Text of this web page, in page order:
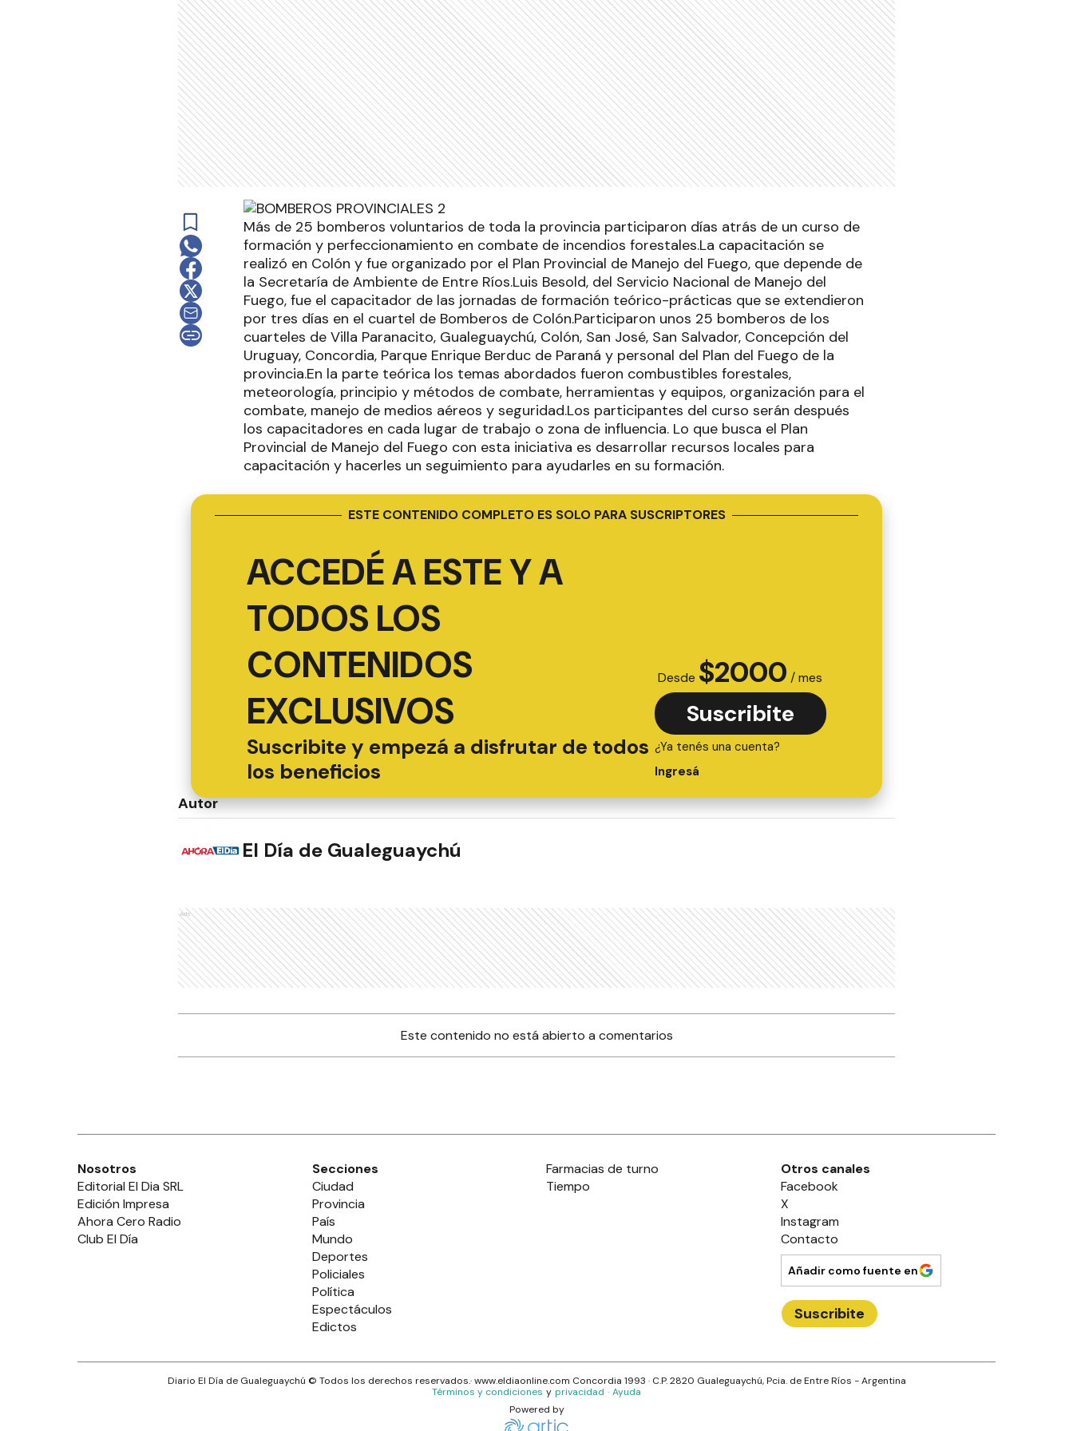
Más de 25 bomberos voluntarios de toda la provincia participaron días atrás de un curso de
formación y perfeccionamiento en combate de incendios forestales.La capacitación se
realizó en Colón y fue organizado por el Plan Provincial de Manejo del Fuego, que depende de
la Secretaría de Ambiente de Entre Ríos.Luis Besold, del Servicio Nacional de Manejo del
Fuego, fue el capacitador de las jornadas de formación teórico-prácticas que se extendieron
por tres días en el cuartel de Bomberos de Colón.Participaron unos 25 bomberos de los
cuarteles de Villa Paranacito, Gualeguaychú, Colón, San José, San Salvador, Concepción del
Uruguay, Concordia, Parque Enrique Berduc de Paraná y personal del Plan del Fuego de la
provincia.En la parte teórica los temas abordados fueron combustibles forestales,
meteorología, principio y métodos de combate, herramientas y equipos, organización para el
combate, manejo de medios aéreos y seguridad.Los participantes del curso serán después
los capacitadores en cada lugar de trabajo o zona de influencia. Lo que busca el Plan
Provincial de Manejo del Fuego con esta iniciativa es desarrollar recursos locales para
capacitación y hacerles un seguimiento para ayudarles en su formación.
ESTE CONTENIDO COMPLETO ES SOLO PARA SUSCRIPTORES
ACCEDÉ A ESTE Y A
TODOS LOS
CONTENIDOS
EXCLUSIVOS
Suscribite y empezá a disfrutar de todos
los beneficios
Desde $2000 / mes
Suscribite
¿Ya tenés una cuenta?
Ingresá
Autor
El Día de Gualeguaychú
Ads
Este contenido no está abierto a comentarios
Nosotros
Editorial El Dia SRL
Edición Impresa
Ahora Cero Radio
Club El Día
Secciones
Ciudad
Provincia
País
Mundo
Deportes
Policiales
Política
Espectáculos
Edictos
Farmacias de turno
Tiempo
Otros canales
Facebook
X
Instagram
Contacto
Añadir como fuente en
Suscribite
Diario El Día de Gualeguaychú © Todos los derechos reservados.· www.eldiaonline.com Concordia 1993 · C.P.2820 Gualeguaychú, Pcia. de Entre Ríos - Argentina
Términos y condiciones y privacidad · Ayuda
Powered by